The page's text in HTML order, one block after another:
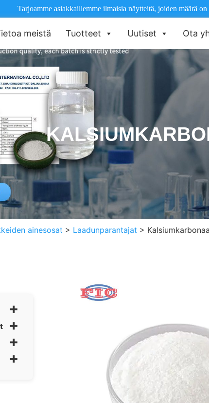
Tarjoamme asiakkaillemme ilmaisia näytteitä, joiden määrä on
meistä Tuotteet Uutiset Ota
ainesosat > Laadunparantajat >
+
+
+
+